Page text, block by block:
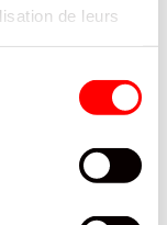
de leurs